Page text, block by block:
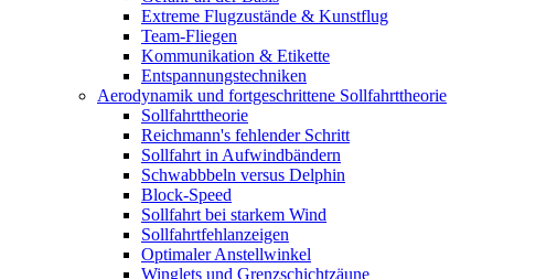
Extreme Flugzustände & Kunstflug
Team-Fliegen
Kommunikation & Etikette
Entspannungstechniken
Aerodynamik und fortgeschrittene Sollfahrttheorie
Sollfahrttheorie
Reichmann's fehlender Schritt
Sollfahrt in Aufwindbändern
Schwabbbeln versus Delphin
Block-Speed
Sollfahrt bei starkem Wind
Sollfahrtfehlanzeigen
Optimaler Anstellwinkel
Winglets und Grenzschichtzäune